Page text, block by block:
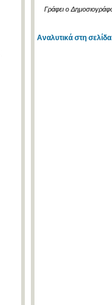
Γράφει ο
Αναλυτικά στη